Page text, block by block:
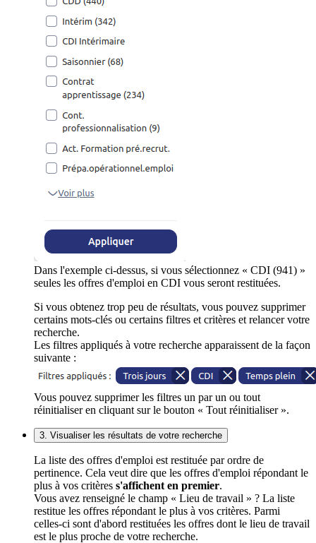
Dans l'exemple ci-dessus, si vous sélectionnez « CDI (941) »
seules les offres d'emploi en CDI vous seront restituées.
Si vous obtenez trop peu de résultats, vous pouvez supprimer
certains mots-clés ou certains filtres et critères et relancer votre
recherche.
Les filtres appliqués à votre recherche apparaissent de la façon
suivante :
Vous pouvez supprimer les filtres un par un ou tout
réinitialiser en cliquant sur le bouton « Tout réinitialiser ».
3. Visualiser les résultats de votre recherche
La liste des offres d'emploi est restituée par ordre de
pertinence. Cela veut dire que les offres d'emploi répondant le
plus à vos critères s'affichent en premier.
Vous avez renseigné le champ « Lieu de travail » ? La liste
restitue les offres répondant le plus à vos critères. Parmi
celles-ci sont d'abord restituées les offres dont le lieu de travail
est le plus proche de votre recherche.